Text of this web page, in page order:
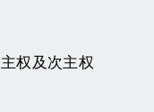
主权及次主权